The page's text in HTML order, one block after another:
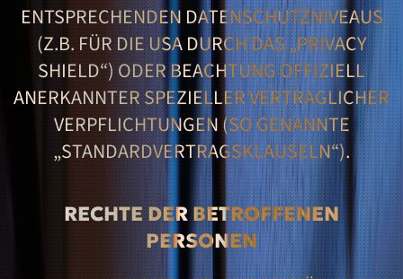
NTSPRECHENDEN DATENSCHUTZNIVEAUS (
Z.B. FÜR DIE USA DURCH DAS „PRIVACY S
HIELD“) ODER BEACHTUNG OFFIZIELL A
NERKANNTER SPEZIELLER VERTRAGLICHER V
ERPFLICHTUNGEN (SO GENANNTE „
STANDARDVERTRAGSKLAUSELN“).
RECHTE DER BETROFFENEN
PERSONEN